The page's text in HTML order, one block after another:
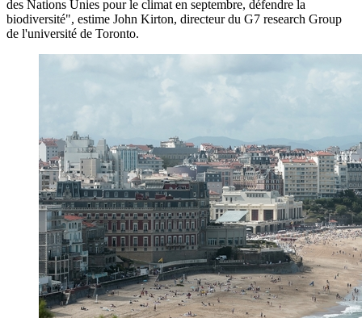
des Nations Unies pour le climat en septembre, défendre la
biodiversité", estime John Kirton, directeur du G7 research Group
de l'université de Toronto.